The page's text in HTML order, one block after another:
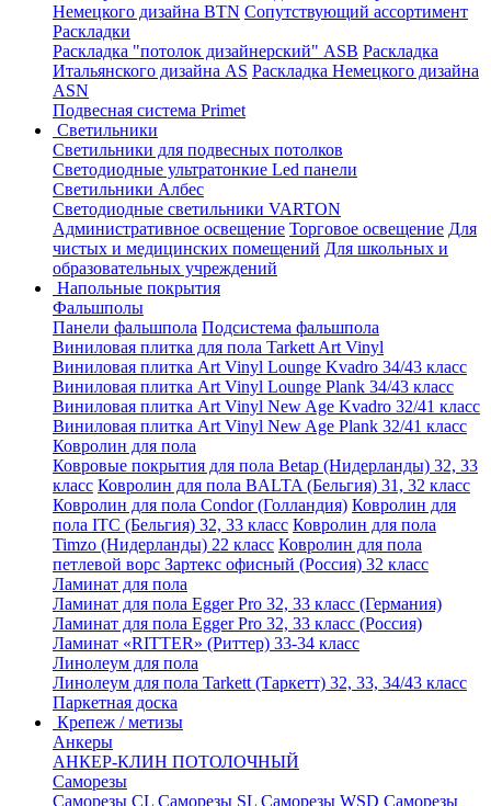
Немецкого дизайна ВТN Сопутствующий ассортимент
Раскладки
Раскладка "потолок дизайнерский" ASB Раскладка
Итальянского дизайна AS Раскладка Немецкого дизайна
АSN
Подвесная система Primet
Светильники
Светильники для подвесных потолков
Светодиодные ультратонкие Led панели
Светильники Албес
Светодиодные светильники VARTON
Административное освещение Торговое освещение Для
чистых и медицинских помещений Для школьных и
образовательных учреждений
Напольные покрытия
Фальшполы
Панели фальшпола Подсистема фальшпола
Виниловая плитка для пола Tarkett Art Vinyl
Виниловая плитка Art Vinyl Lounge Kvadro 34/43 класс
Виниловая плитка Art Vinyl Lounge Plank 34/43 класс
Виниловая плитка Art Vinyl New Age Kvadro 32/41 класс
Виниловая плитка Art Vinyl New Age Plank 32/41 класс
Ковролин для пола
Ковровые покрытия для пола Betap (Нидерланды) 32, 33
класс Ковролин для пола BALTA (Бельгия) 31, 32 класс
Ковролин для пола Condor (Голландия) Ковролин для
пола ITC (Бельгия) 32, 33 класс Ковролин для пола
Timzo (Нидерланды) 22 класс Ковролин для пола
петлевой ворс Зартекс офисный (Россия) 32 класс
Ламинат для пола
Ламинат для пола Egger Pro 32, 33 класс (Германия)
Ламинат для пола Egger Pro 32, 33 класс (Россия)
Ламинат «RITTER» (Риттер) 33-34 класс
Линолеум для пола
Линолеум для пола Tarkett (Таркетт) 32, 33, 34/43 класс
Паркетная доска
Крепеж / метизы
Анкеры
АНКЕР-КЛИН ПОТОЛОЧНЫЙ
Саморезы
Саморезы CL Саморезы SL Саморезы WSD Саморезы